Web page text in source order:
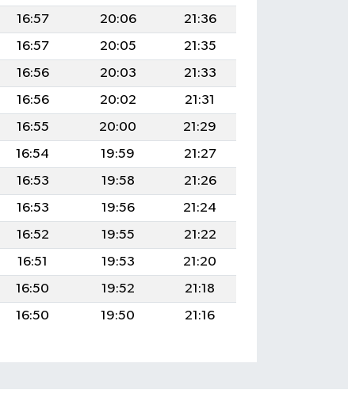
16:57 20:06
21:36
16:57 20:05
21:35
16:56 20:03
21:33
16:56 20:02
21:31
16:55 20:00
21:29
16:54 19:59
21:27
16:53 19:58
21:26
16:53 19:56
21:24
16:52 19:55
21:22
16:51 19:53
21:20
16:50 19:52
21:18
16:50 19:50 21:16